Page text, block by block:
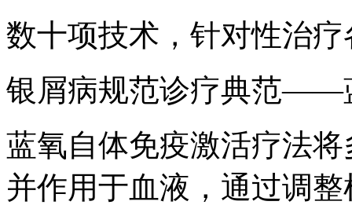
数十项技术，针对性治
银屑病规范诊疗典范——
蓝氧自体免疫激活疗法
并作用于血液，通过调